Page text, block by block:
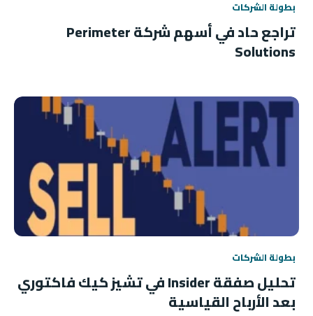
بطولة الشركات
تراجع حاد في أسهم شركة Perimeter
Solutions
بطولة الشركات
تحليل صفقة Insider في تشيز كيك فاكتوري
بعد الأرباح القياسية